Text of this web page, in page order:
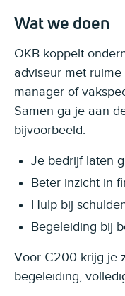
Wat we doen
OKB koppelt
adviseur met
manager of
Samen ga je aan
bijvoorbeeld:
Je bedrijf laten
Beter inzicht in
Hulp bij
Begeleiding bij
Voor €200 krijg je
begeleiding,